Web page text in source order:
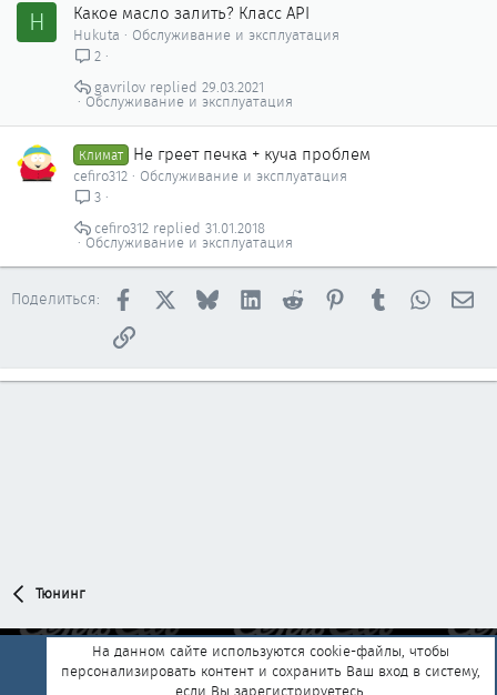
H Какое масло залить? Класс API
Hukuta
Обслуживание и эксплуатация
2
Обслуживание и эксплуатация
29.03.2021
gavrilov
Климат Не греет печка + куча проблем
cefiro312
Обслуживание и эксплуатация
3
Обслуживание и эксплуатация
31.01.2018
cefiro312
Поделиться: Facebook BlueskyLinkedInReddit PinterestTumblr
Ссылка
Тюнинг
Обратная связь Условия и правила
На данном сайте используются cookie-файлы, чтобы
персонализировать контент и сохранить Ваш вход в систему,